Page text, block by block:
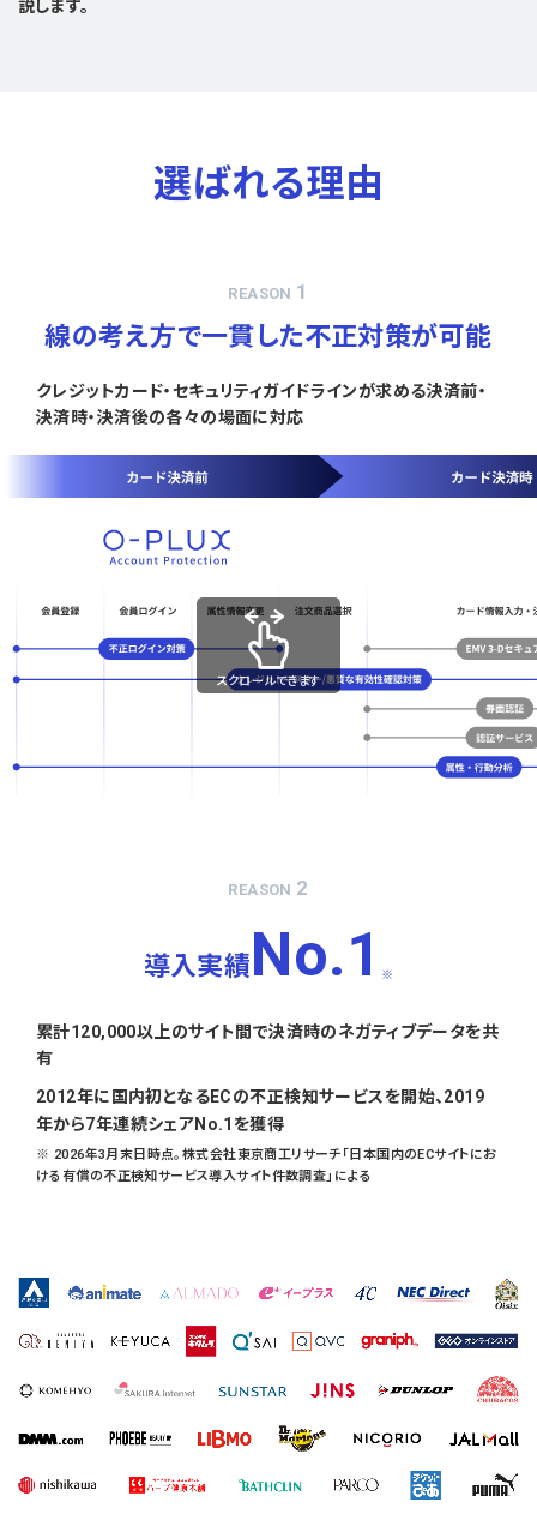
説します。
選ばれる理由
REASON 1
線の考え方で一貫した不正対策が可能
クレジットカード・セキュリティガイドラインが求める決済前・
決済時・決済後の各々の場面に対応
スクロールできます
REASON 2
導入実績No.1 ※
累計120,000以上のサイト間で決済時のネガティブデータを共
有
2012年に国内初となるECの不正検知サービスを開始、2019
年から7年連続シェアNo.1を獲得
※ 2026年3月末日時点。株式会社東京商工リサーチ「日本国内のECサイトにお
ける有償の不正検知サービス導入サイト件数調査」による